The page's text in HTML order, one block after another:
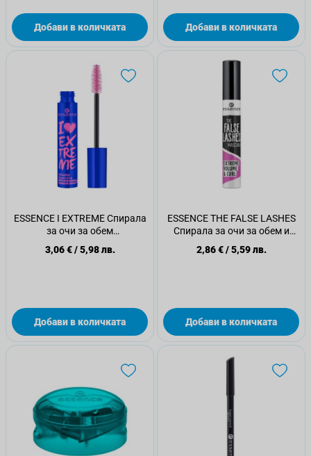
Добави в количката Добави в количката
ESSENCE I EXTREME Спирала
за очи за обем
3,06 €/5,98 лв.
Добави в количката
ESSENCE THE FALSE LASHES
Спирала за очи за обем и
2,86 €/5,59 лв.
Добави в количката